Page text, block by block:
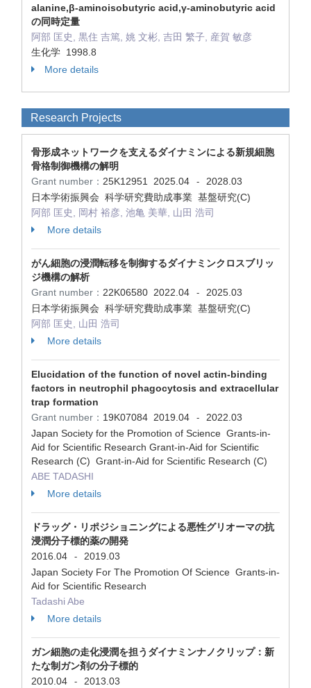
alanine,β-aminoisobutyric acid,γ-aminobutyric acid
の同時定量
阿部 匡史, 黒住 吉篤, 姚 文彬, 吉田 繁子, 産賀 敏彦
生化学 1998.8
More details
Research Projects
骨形成ネットワークを支えるダイナミンによる新規細胞
骨格制御機構の解明
Grant number： 25K12951 2025.04 -
2028.03
日本学術振興会 科学研究費助成事業 基盤研究(C)
阿部 匡史, 岡村 裕彦, 池亀 美華, 山田 浩司
More details
がん細胞の浸潤転移を制御するダイナミンクロスブリッ
ジ機構の解析
Grant number： 22K06580 2022.04 -
2025.03
日本学術振興会 科学研究費助成事業 基盤研究(C)
阿部 匡史, 山田 浩司
More details
Elucidation of the function of novel actin-binding
factors in neutrophil phagocytosis and extracellular
trap formation
Grant number： 19K07084 2019.04 -
2022.03
Japan Society for the Promotion of Science Grants-in-
Aid for Scientific Research Grant-in-Aid for Scientific
Research (C) Grant-in-Aid for Scientific Research (C)
ABE TADASHI
More details
ドラッグ・リポジショニングによる悪性グリオーマの抗
浸潤分子標的薬の開発
2016.04
-
2019.03
Japan Society For The Promotion Of Science Grants-in-
Aid for Scientific Research
Tadashi Abe
More details
ガン細胞の走化浸潤を担うダイナミンナノクリップ：新
たな制ガン剤の分子標的
2010.04
- 2013.03